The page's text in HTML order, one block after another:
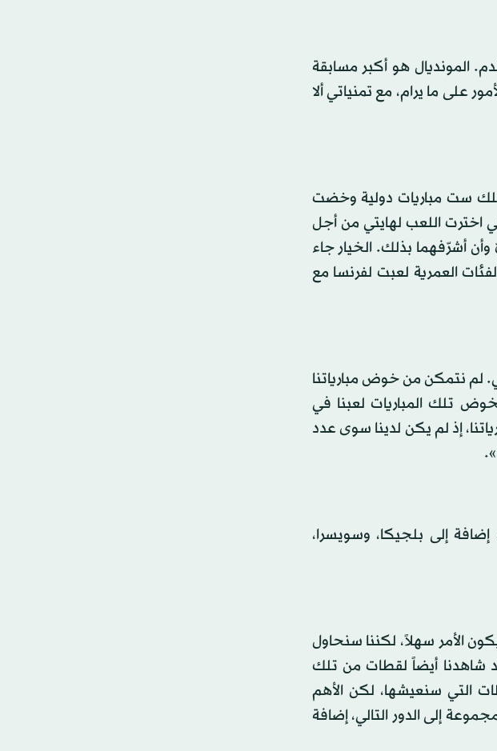
المونديال هو أكبر مسابقة
على ما يرام، مع تمنياتي ألا
ست مباريات دولية وخضت
اخترت اللعب لهايتي من أجل
وأن أشرّفهما بذلك. الخيار جاء
العمرية لعبت لفرنسا مع
لم نتمكن من خوض مبارياتنا
تلك المباريات لعبنا في
إذ لم يكن لدينا سوى عدد
إلى بلجيكا، وسويسرا،
الأمر سهلاً، لكننا سنحاول
كأس العالم في ألمانيا. لقد شاهدنا أيضاً لقطات من تلك
التي سنعيشها، لكن الأهم
إلى الدور التالي، إضافة